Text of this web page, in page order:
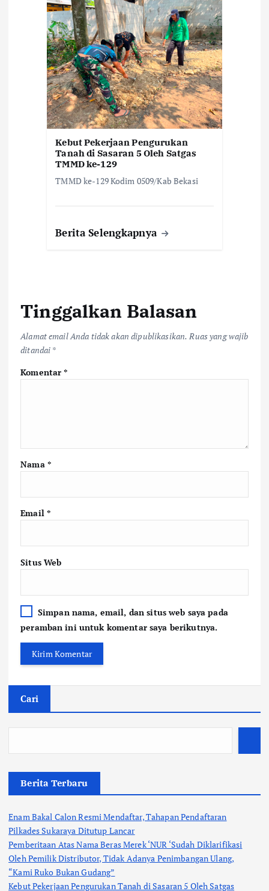
Kebut Pekerjaan Pengurukan
Tanah di Sasaran 5 Oleh Satgas
TMMD ke-129
TMMD ke-129 Kodim 0509/Kab Bekasi
Berita Selengkapnya
Tinggalkan Balasan
Alamat email Anda tidak akan dipublikasikan. Ruas yang wajib
ditandai *
Komentar*
Nama *
Email *
Situs Web
Simpan nama, email, dan situs web saya pada
peramban ini untuk komentar saya berikutnya.
Cari
Berita Terbaru
Enam Bakal Calon Resmi Mendaftar, Tahapan Pendaftaran
Pilkades Sukaraya Ditutup Lancar
Pemberitaan Atas Nama Beras Merek ‘NUR ‘Sudah Diklarifikasi
Oleh Pemilik Distributor, Tidak Adanya Penimbangan Ulang,
“Kami Ruko Bukan Gudang”
Kebut Pekerjaan Pengurukan Tanah di Sasaran 5 Oleh Satgas